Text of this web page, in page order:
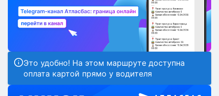
Это удобно! На этом маршруте доступна
оплата картой прямо у водителя